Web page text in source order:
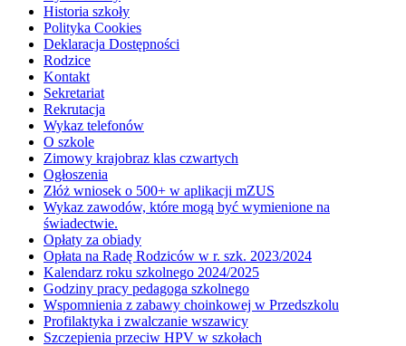
Historia szkoły
Polityka Cookies
Deklaracja Dostępności
Rodzice
Kontakt
Sekretariat
Rekrutacja
Wykaz telefonów
O szkole
Zimowy krajobraz klas czwartych
Ogłoszenia
Złóż wniosek o 500+ w aplikacji mZUS
Wykaz zawodów, które mogą być wymienione na
świadectwie.
Opłaty za obiady
Opłata na Radę Rodziców w r. szk. 2023/2024
Kalendarz roku szkolnego 2024/2025
Godziny pracy pedagoga szkolnego
Wspomnienia z zabawy choinkowej w Przedszkolu
Profilaktyka i zwalczanie wszawicy
Szczepienia przeciw HPV w szkołach